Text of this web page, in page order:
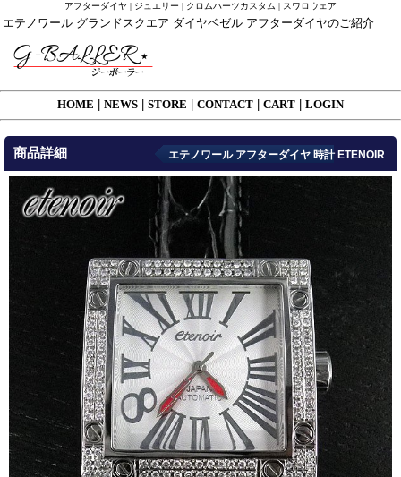
アフターダイヤ | ジュエリー | クロムハーツカスタム | スワロウェア
エテノワール グランドスクエア ダイヤベゼル アフターダイヤのご紹介
HOME NEWS STORE CONTACT CART LOGIN
商品詳細 エテノワール アフターダイヤ 時計 ETENOIR